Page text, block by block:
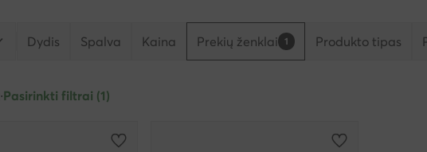
Dydis Spalva Kaina Prekių ženklai 1 Produkto tipas
·Pasirinkti filtrai (1)